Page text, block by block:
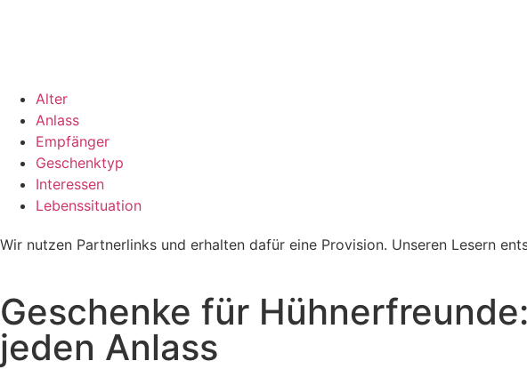
Alter
Anlass
Empfänger
Geschenktyp
Interessen
Lebenssituation
Wir nutzen Partnerlinks und erhalten dafür eine Provision. Unseren Lesern
Geschenke für
jeden Anlass